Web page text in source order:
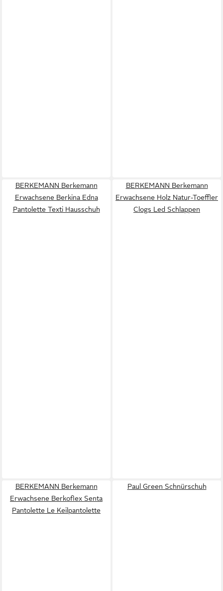
BERKEMANN Berkemann
Erwachsene Berkina Edna
Pantolette Texti Hausschuh
BERKEMANN Berkemann
Erwachsene Holz Natur-Toeffler
Clogs Led Schlappen
BERKEMANN Berkemann
Erwachsene Berkoflex Senta
Pantolette Le Keilpantolette
Paul Green Schnürschuh